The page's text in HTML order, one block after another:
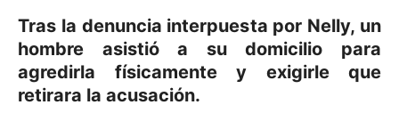
Tras la denuncia interpuesta por Nelly, un
hombre asistió a su domicilio para
agredirla físicamente y exigirle que
retirara la acusación.